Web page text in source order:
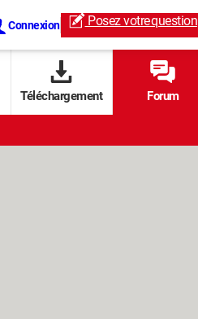
Connexion Posez votrequestion
Téléchargement Forum